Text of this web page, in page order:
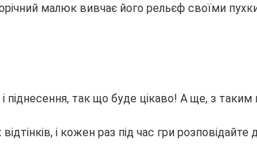
малюк вивчає його рельєф своїми
піднесення, так що буде цікаво! А ще, з
і кожен раз під час гри розповідайте